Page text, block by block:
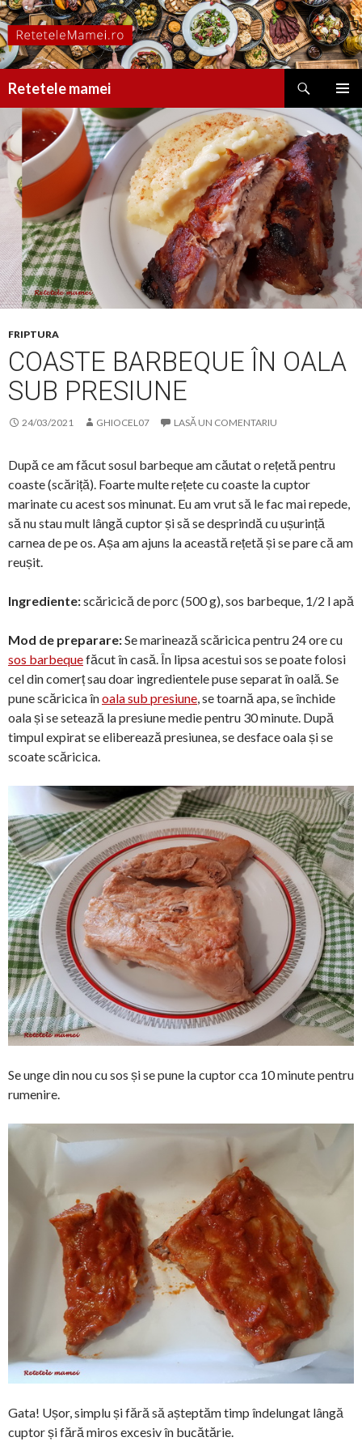
Retetele mamei
MENIU
CONȚINUT
FRIPTURA
COASTE BARBEQUE ÎN OALA
SUB PRESIUNE
24/03/2021 GHIOCEL07 LASĂ UN COMENTARIU
După ce am făcut sosul barbeque am căutat o rețetă pentru
coaste (scăriță). Foarte multe rețete cu coaste la cuptor
marinate cu acest sos minunat. Eu am vrut să le fac mai repede,
să nu stau mult lângă cuptor și să se desprindă cu ușurință
carnea de pe os. Așa am ajuns la această rețetă și se pare că am
reușit.
Ingrediente:scăricică de porc (500 g), sos barbeque, 1/2 l apă
Mod de preparare:Se marinează scăricica pentru 24 ore cu
sos barbequefăcut în casă. În lipsa acestui sos se poate folosi
cel din comerț sau doar ingredientele puse separat în oală. Se
pune scăricica înoala sub presiune, se toarnă apa, se închide
oala și se setează la presiune medie pentru 30 minute. După
timpul expirat se eliberează presiunea, se desface oala și se
scoate scăricica.
Se unge din nou cu sos și se pune la cuptor cca 10 minute pentru
rumenire.
Gata! Ușor, simplu și fără să așteptăm timp îndelungat lângă
cuptor și fără miros excesiv în bucătărie.